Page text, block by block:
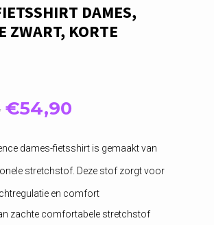
DAMES,
ZWART, KORTE
Oorspronkelijke
was:
€69,95.
€54,90
is:
€54,90.
dames-fietsshirt is gemaakt van
stretchstof. Deze stof zorgt voor
en comfort
zachte comfortabele stretchstof